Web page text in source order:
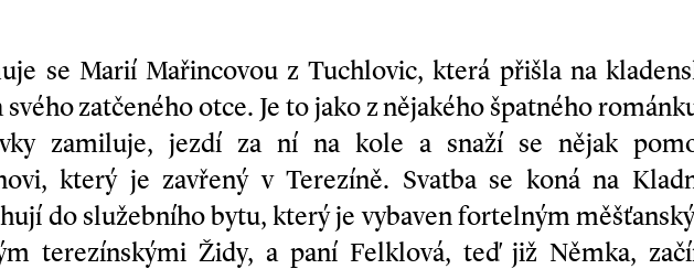
se Marií Mařincovou z Tuchlovic, která přišla na
zatčeného otce. Je to jako z nějakého špatného
zamiluje, jezdí za ní na kole a snaží se nějak
který je zavřený v Terezíně. Svatba se koná na
do služebního bytu, který je vybaven fortelným
terezínskými Židy, a paní Felklová, teď již Němka,